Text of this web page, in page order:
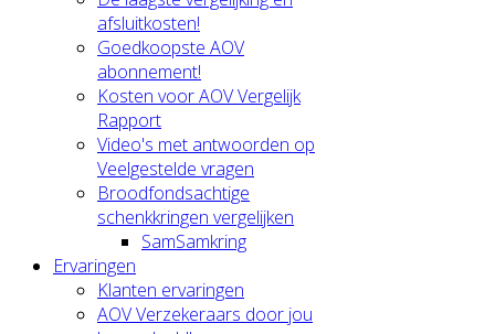
afsluitkosten!
Goedkoopste AOV
abonnement!
Kosten voor AOV Vergelijk
Rapport
Video's met antwoorden op
Veelgestelde vragen
Broodfondsachtige
schenkkringen vergelijken
SamSamkring
Ervaringen
Klanten ervaringen
AOV Verzekeraars door jou